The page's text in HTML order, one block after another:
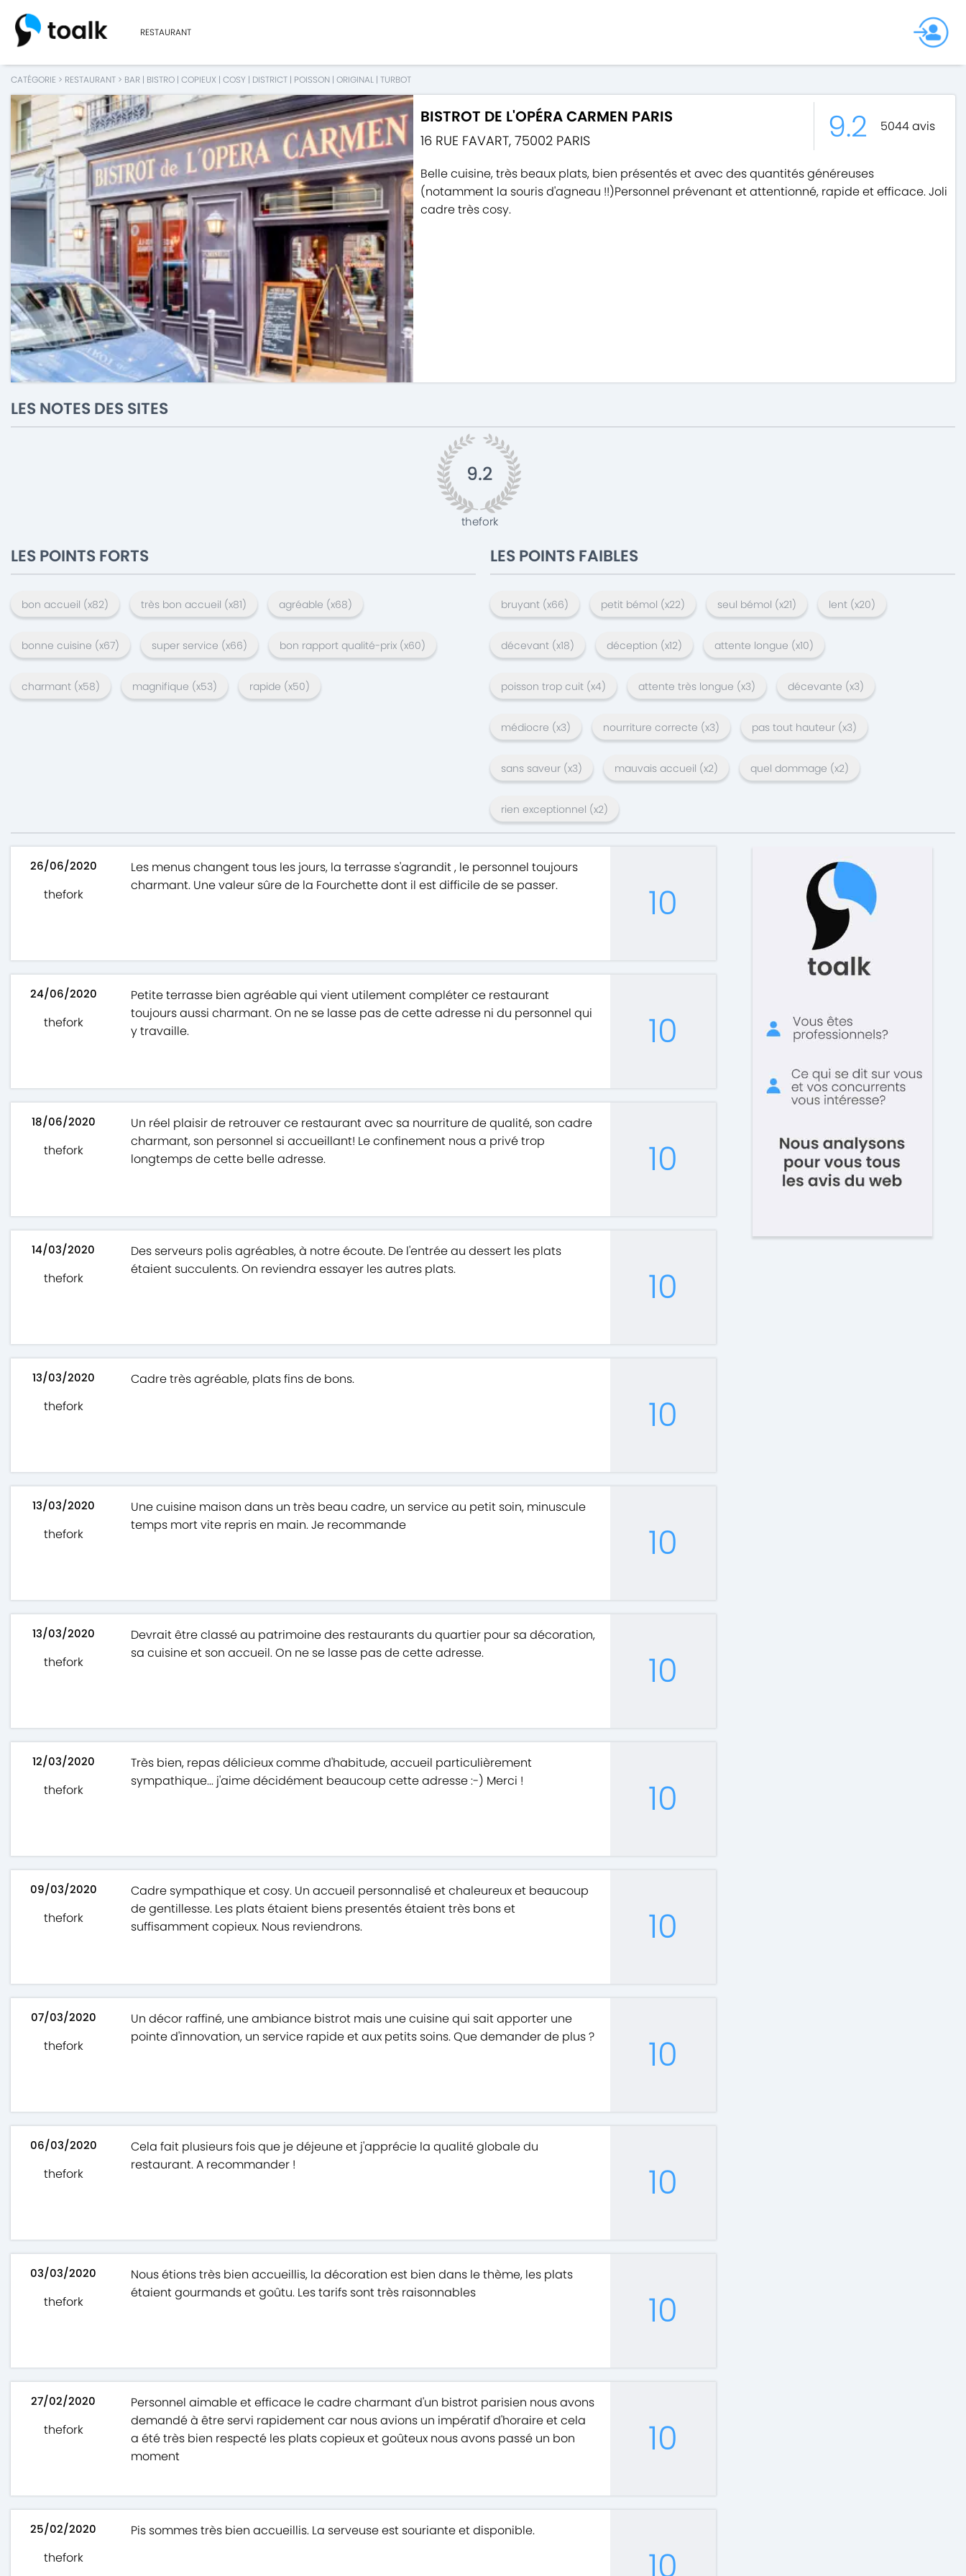
RESTAURANT
CATÉGORIE > RESTAURANT > BAR | BISTRO | COPIEUX | COSY | DISTRICT | POISSON | ORIGINAL | TURBOT
BISTROT DE L'OPÉRA CARMEN PARIS
16 RUE FAVART, 75002 PARIS 9.2 5044avis
Belle cuisine, très beaux plats, bien présentés et avec des quantités généreuses
(notamment la souris d'agneau !!)Personnel prévenant et attentionné, rapide et efficace. Joli
cadre très cosy.
LES NOTES DES SITES
9.2
thefork
LES POINTS FORTS
bon accueil (x82) très bon accueil (x81) agréable (x68)
bonne cuisine (x67) super service (x66) bon rapport qualité-prix (x60)
charmant (x58) magnifique (x53) rapide (x50)
LES POINTS FAIBLES
bruyant (x66) petit bémol (x22) seul bémol (x21) lent (x20)
décevant (x18) déception (x12) attente longue (x10)
poisson trop cuit (x4) attente très longue (x3) décevante (x3)
médiocre (x3) nourriture correcte (x3) pas tout hauteur (x3)
sans saveur (x3) mauvais accueil (x2) quel dommage (x2)
rien exceptionnel (x2)
26/06/2020
thefork
Les menus changent tous les jours, la terrasse s'agrandit , le personnel toujours
charmant. Une valeur sûre de la Fourchette dont il est difficile de se passer.
10
24/06/2020
thefork
Petite terrasse bien agréable qui vient utilement compléter ce restaurant
toujours aussi charmant. On ne se lasse pas de cette adresse ni du personnel qui
y travaille.
10
18/06/2020
thefork
Un réel plaisir de retrouver ce restaurant avec sa nourriture de qualité, son cadre
charmant, son personnel si accueillant! Le confinement nous a privé trop
longtemps de cette belle adresse.
10
14/03/2020
thefork
Des serveurs polis agréables, à notre écoute. De l'entrée au dessert les plats
étaient succulents. On reviendra essayer les autres plats.
10
13/03/2020
thefork
Cadre très agréable, plats fins de bons.
10
13/03/2020
thefork
Une cuisine maison dans un très beau cadre, un service au petit soin, minuscule
temps mort vite repris en main. Je recommande
10
13/03/2020
thefork
Devrait être classé au patrimoine des restaurants du quartier pour sa décoration,
sa cuisine et son accueil. On ne se lasse pas de cette adresse.
10
12/03/2020
thefork
Très bien, repas délicieux comme d'habitude, accueil particulièrement
sympathique... j'aime décidément beaucoup cette adresse :-) Merci !
10
09/03/2020
thefork
Cadre sympathique et cosy. Un accueil personnalisé et chaleureux et beaucoup
de gentillesse. Les plats étaient biens presentés étaient très bons et
suffisamment copieux. Nous reviendrons.
10
07/03/2020
thefork
Un décor raffiné, une ambiance bistrot mais une cuisine qui sait apporter une
pointe d'innovation, un service rapide et aux petits soins. Que demander de plus ?
10
06/03/2020
thefork
Cela fait plusieurs fois que je déjeune et j'apprécie la qualité globale du
restaurant. A recommander !
10
03/03/2020
thefork
Nous étions très bien accueillis, la décoration est bien dans le thème, les plats
étaient gourmands et goûtu. Les tarifs sont très raisonnables
10
27/02/2020
thefork
Personnel aimable et efficace le cadre charmant d'un bistrot parisien nous avons
demandé à être servi rapidement car nous avions un impératif d'horaire et cela
a été très bien respecté les plats copieux et goûteux nous avons passé un bon
moment
10
25/02/2020
thefork
Pis sommes très bien accueillis. La serveuse est souriante et disponible.
10